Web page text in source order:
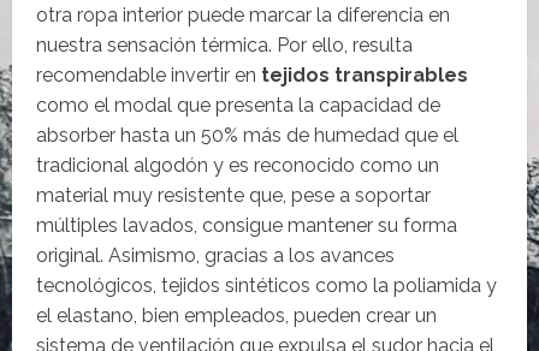
otra ropa interior puede marcar la diferencia en
nuestra sensación térmica. Por ello, resulta
recomendable invertir en tejidos transpirables
como el modal que presenta la capacidad de
absorber hasta un 50% más de humedad que el
tradicional algodón y es reconocido como un
material muy resistente que, pese a soportar
múltiples lavados, consigue mantener su forma
original. Asimismo, gracias a los avances
tecnológicos, tejidos sintéticos como la poliamida y
el elastano, bien empleados, pueden crear un
sistema de ventilación que expulsa el sudor hacia el